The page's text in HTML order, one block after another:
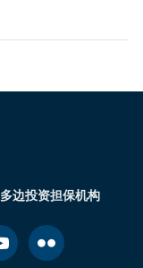
多边投资担保机构